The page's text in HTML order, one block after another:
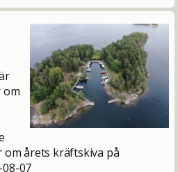
om
årets kräftskiva på
08-07